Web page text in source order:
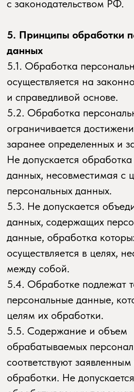
необходима для осуществления прав
третьих лиц либо для достижения
общественно значимых целей при
что при этом не нарушаются права
и свободы субъекта персональных
7.6. Осуществляется обработка
персональных данных, доступ
неограниченного круга лиц к которым
предоставлен субъектом персональных
данных либо по его просьбе (далее —
общедоступные персональные
7.7. Осуществляется обработка
персональных данных, подлежащих
опубликованию или обязательному
раскрытию в соответствии с
8. Порядок сбора, хранения,
и других видов обработки
Безопасность персональных данных,
которые обрабатываются
обеспечивается путем реализации
правовых, организационных и
мер, необходимых для выполнения
в полном объеме требований
действующего законодательства в
защиты персональных данных.
8.1. Оператор обеспечивает
персональных данных и принимает все
возможные меры, исключающие
к персональным данным
неуполномоченных лиц.
8.2. Персональные данные